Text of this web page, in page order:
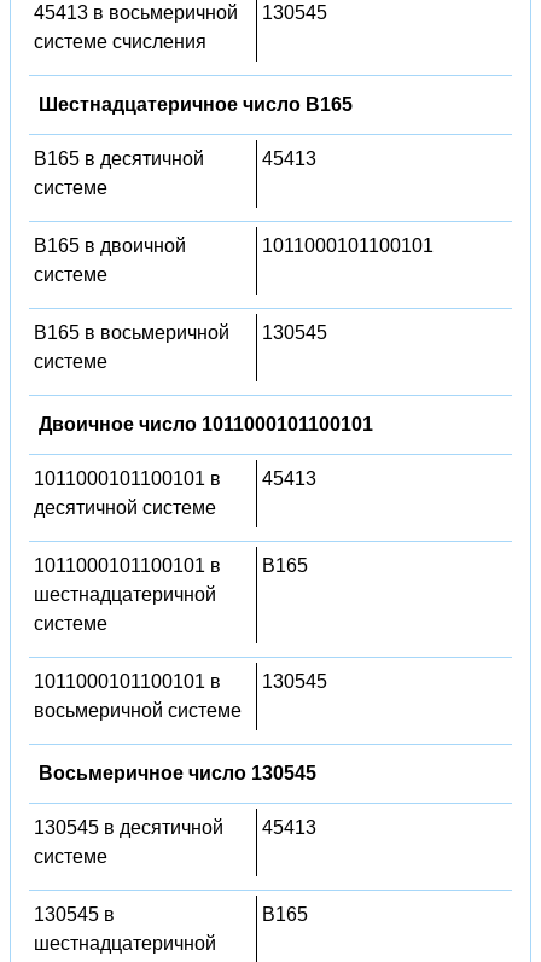
45413 в восьмеричной
системе счисления
130545
Шестнадцатеричное число B165
B165 в десятичной
системе
45413
B165 в двоичной
системе
1011000101100101
B165 в восьмеричной
системе
130545
Двоичное число 1011000101100101
1011000101100101 в
десятичной системе
45413
1011000101100101 в
шестнадцатеричной
системе
B165
1011000101100101 в
восьмеричной системе
130545
Восьмеричное число 130545
130545 в десятичной
системе
45413
130545 в
шестнадцатеричной
B165